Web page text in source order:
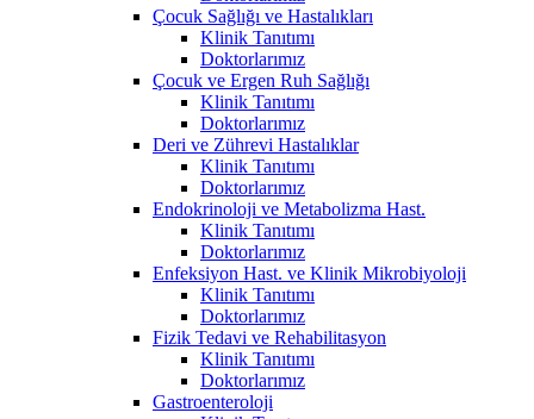
Çocuk Sağlığı ve Hastalıkları
Klinik Tanıtımı
Doktorlarımız
Çocuk ve Ergen Ruh Sağlığı
Klinik Tanıtımı
Doktorlarımız
Deri ve Zührevi Hastalıklar
Klinik Tanıtımı
Doktorlarımız
Endokrinoloji ve Metabolizma Hast.
Klinik Tanıtımı
Doktorlarımız
Enfeksiyon Hast. ve Klinik Mikrobiyoloji
Klinik Tanıtımı
Doktorlarımız
Fizik Tedavi ve Rehabilitasyon
Klinik Tanıtımı
Doktorlarımız
Gastroenteroloji